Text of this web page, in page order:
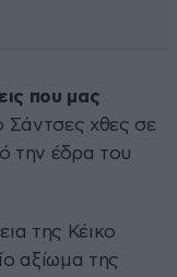
που μας
Σάντσες χθες σε
την έδρα του
της Κέικο
αξίωμα της